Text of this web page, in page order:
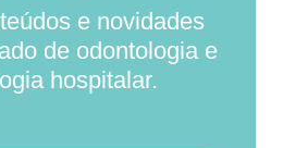
e novidades
de odontologia e
hospitalar.